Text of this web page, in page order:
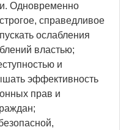
Одновременно
справедливое
ослабления
властью;
и
эффективность
прав и